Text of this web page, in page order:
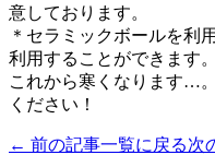
意しております。
＊セラミックボールを利
利用することができます。
これから寒くなります…
ください！
← 前の記事一覧に戻る次